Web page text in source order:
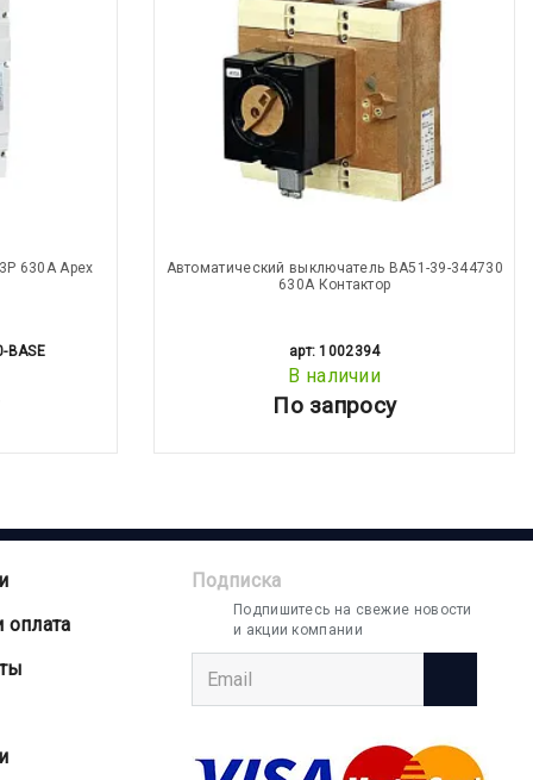
630А Apex
BASE
Автоматический выключатель ВА51-39-344730
630А Контактор
арт: 1002394
В наличии
По запросу
Подписка
Подпишитесь на свежие новости
и акции компании
оплата